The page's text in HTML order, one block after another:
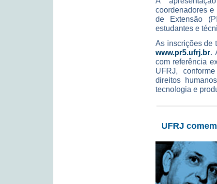
coordenadores
de Extensão
estudantes e
As inscrições de
www.pr5.ufrj.br.
com referência
UFRJ,
direitos
tecnologia e
UFRJ